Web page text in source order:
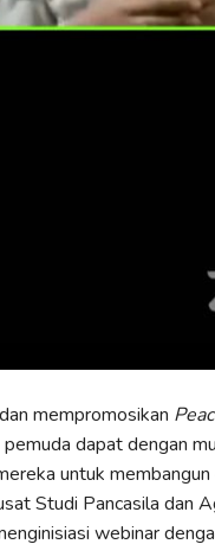
mempromosikan
dapat dengan
untuk
Studi Pancasila dan
webinar